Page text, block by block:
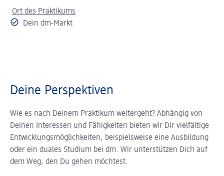
Ort des Praktikums
Dein dm-Markt
Deine Perspektiven
Wie es nach Deinem Praktikum weitergeht? Abhängig von
Deinen Interessen und Fähigkeiten bieten wir Dir vielfältige
Entwicklungsmöglichkeiten, beispielsweise eine Ausbildung
oder ein duales Studium bei dm. Wir unterstützen Dich auf
dem Weg, den Du gehen möchtest.